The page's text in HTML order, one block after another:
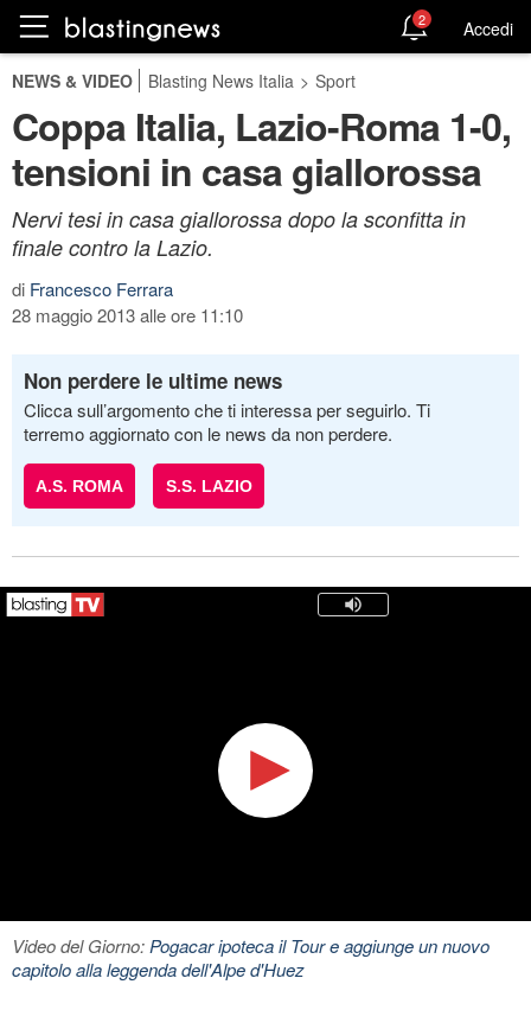
2 Accedi
NEWS & VIDEO Blasting News Italia > Sport
Coppa Italia, Lazio-Roma 1-0,
tensioni in casa giallorossa
Nervi tesi in casa giallorossa dopo la sconfitta in
finale contro la Lazio.
di Francesco Ferrara
28 maggio 2013 alle ore 11:10
Non perdere le ultime news
Clicca sull’argomento che ti interessa per seguirlo. Ti
terremo aggiornato con le news da non perdere.
A.S. ROMA S.S. LAZIO
Video del Giorno: Pogacar ipoteca il Tour e aggiunge un nuovo
capitolo alla leggenda dell'Alpe d'Huez